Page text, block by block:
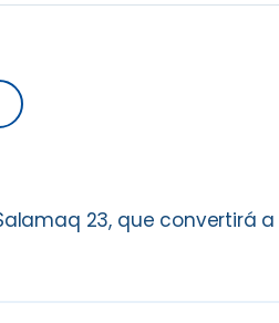
23, que convertirá